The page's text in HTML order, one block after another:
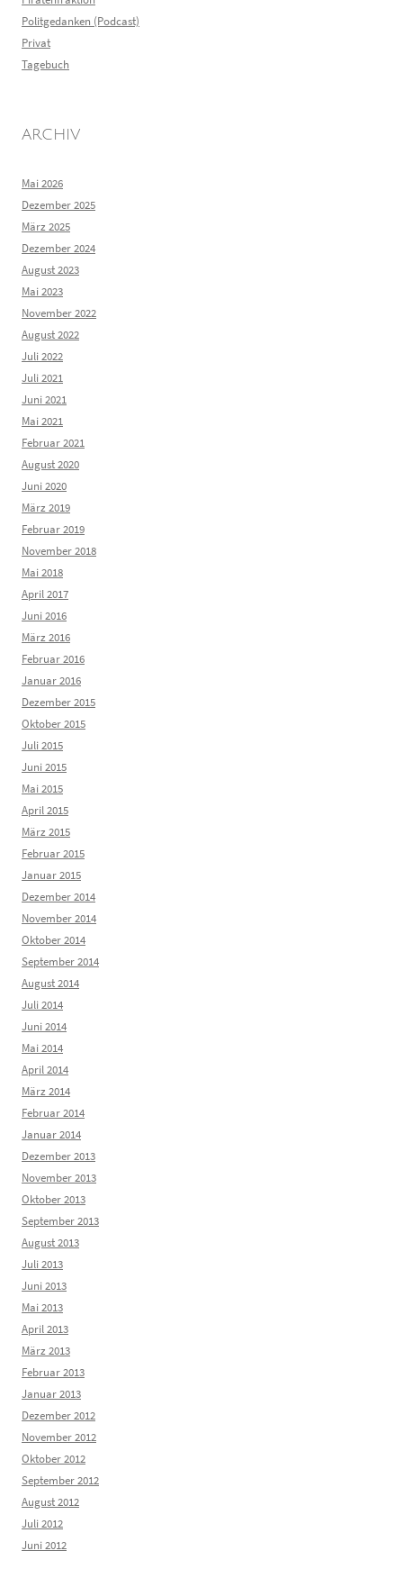
Politgedanken (Podcast)
Privat
Tagebuch
ARCHIV
Mai 2026
Dezember 2025
März 2025
Dezember 2024
August 2023
Mai 2023
November 2022
August 2022
Juli 2022
Juli 2021
Juni 2021
Mai 2021
Februar 2021
August 2020
Juni 2020
März 2019
Februar 2019
November 2018
Mai 2018
April 2017
Juni 2016
März 2016
Februar 2016
Januar 2016
Dezember 2015
Oktober 2015
Juli 2015
Juni 2015
Mai 2015
April 2015
März 2015
Februar 2015
Januar 2015
Dezember 2014
November 2014
Oktober 2014
September 2014
August 2014
Juli 2014
Juni 2014
Mai 2014
April 2014
März 2014
Februar 2014
Januar 2014
Dezember 2013
November 2013
Oktober 2013
September 2013
August 2013
Juli 2013
Juni 2013
Mai 2013
April 2013
März 2013
Februar 2013
Januar 2013
Dezember 2012
November 2012
Oktober 2012
September 2012
August 2012
Juli 2012
Juni 2012